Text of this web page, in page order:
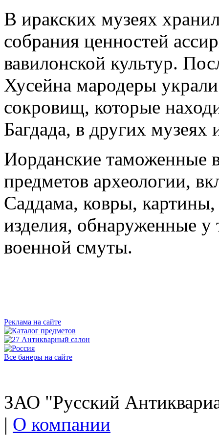
В иракских музеях
собрания ценностей
вавилонской культур.
Хусейна мародеры
сокровищ, которые
Багдада, в других музеях
Иорданские таможенные
предметов археологии,
Саддама, ковры, картины,
изделия, обнаруженные у
военной смуты.
Реклама на сайте
Все банеры на сайте
ЗАО "Русский
| О компании